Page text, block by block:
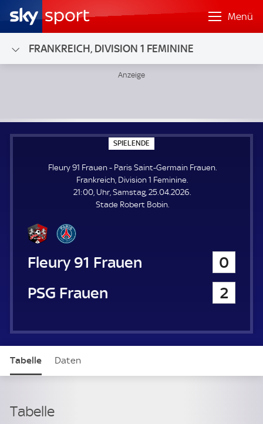
Menü
FRANKREICH, DIVISION 1 FEMININE
SPIELENDE
P
E
L
E
N
D
E
Fleury 91 Frauen - Paris Saint-Germain Frauen.
Frankreich, Division 1 Feminine.
21:00, Uhr, Samstag, 25.04.2026.
Stade Robert Bobin.
Fleury 91 Frauen
0
Paris Saint-Germain Frauen
2
Tabelle Daten
Tabelle